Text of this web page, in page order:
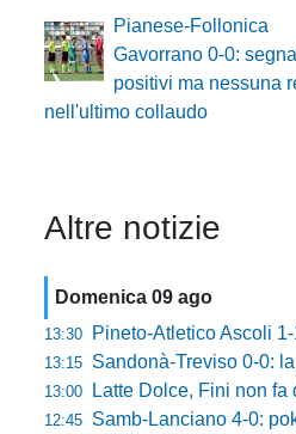
Pianese-Follonica
Gavorrano 0-0:
positivi ma nessuna
nell'ultimo collaudo
Altre notizie
Domenica 09 ago
13:30 Pineto-Atletico Ascoli 1-1:
13:15 Sandonà-Treviso 0-0: la pre-
13:00 Latte Dolce, Fini non fa drammi dopo il
12:45 Samb-Lanciano 4-0: poker rossoblù